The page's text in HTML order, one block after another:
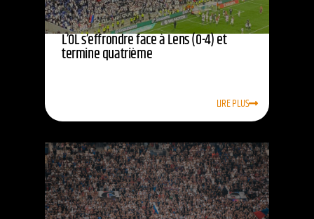
L’OL s’effrondre face à Lens (0-4) et
termine quatrième
LIRE PLUS